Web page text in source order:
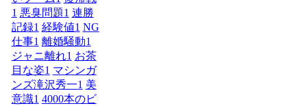
1 悪臭問題1 連勝
記録1 経験値1 NG
仕事1 離婚騒動1
ジャニ離れ1 お茶
目な姿1 マシンガ
ンズ滝沢秀一1 美
意識1 4000本のビ